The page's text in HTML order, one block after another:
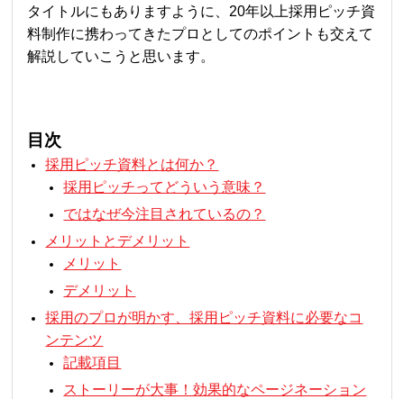
タイトルにもありますように、20年以上採用ピッチ資
料制作に携わってきたプロとしてのポイントも交えて
解説していこうと思います。
目次
採用ピッチ資料とは何か？
採用ピッチってどういう意味？
ではなぜ今注目されているの？
メリットとデメリット
メリット
デメリット
採用のプロが明かす、採用ピッチ資料に必要なコ
ンテンツ
記載項目
ストーリーが大事！効果的なページネーション